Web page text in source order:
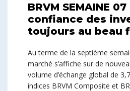
BRVM SEMAINE 07
confiance des
toujours au beau
Au terme de la septième
marché s’affiche sur de
volume d’échange global de
indices BRVM Composite et